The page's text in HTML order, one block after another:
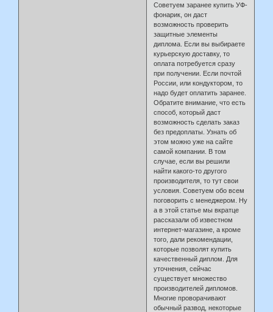
Советуем заранее купить УФ-
фонарик, он даст
возможность проверить
защитные элементы
диплома. Если вы выбираете
курьерскую доставку, то
оплата потребуется сразу
при получении. Если почтой
России, или кондуктором, то
надо будет оплатить заранее.
Обратите внимание, что есть
способ, который даст
возможность сделать заказ
без предоплаты. Узнать об
этом можно уже на сайте
самой компании. В том
случае, если вы решили
найти какого-то другого
производителя, то тут свои
условия. Советуем обо всем
поговорить с менеджером. Ну
а в этой статье мы вкратце
рассказали об известном
интернет-магазине, а кроме
того, дали рекомендации,
которые позволят купить
качественный диплом. Для
уточнения, сейчас
существует множество
производителей дипломов.
Многие проворачивают
обычный развод, некоторые